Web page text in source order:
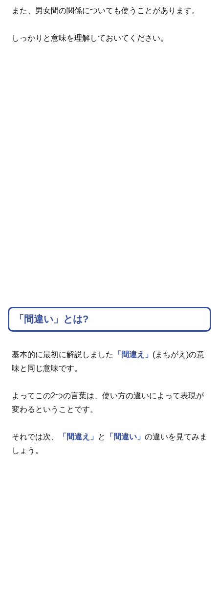
また、男女間の関係についても使うことがあります。
しっかりと意味を理解しておいてください。
「間違い」とは?
基本的に最初に解説しました 「間違え」 (まちがえ)の意
味と同じ意味です。
よってこの2つの言葉は、使い方の違いによって表現が
変わるということです。
それでは次、 「間違え」 と 「間違い」 の違いを見てみま
しょう。